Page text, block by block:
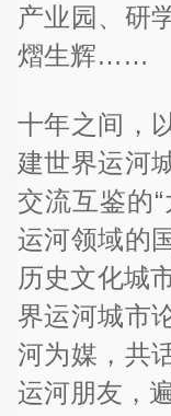
产业园、研
熠生辉……
十年之间，
建世界运河
交流互鉴的
运河领域的
历史文化城
界运河城市
河为媒，共
运河朋友，